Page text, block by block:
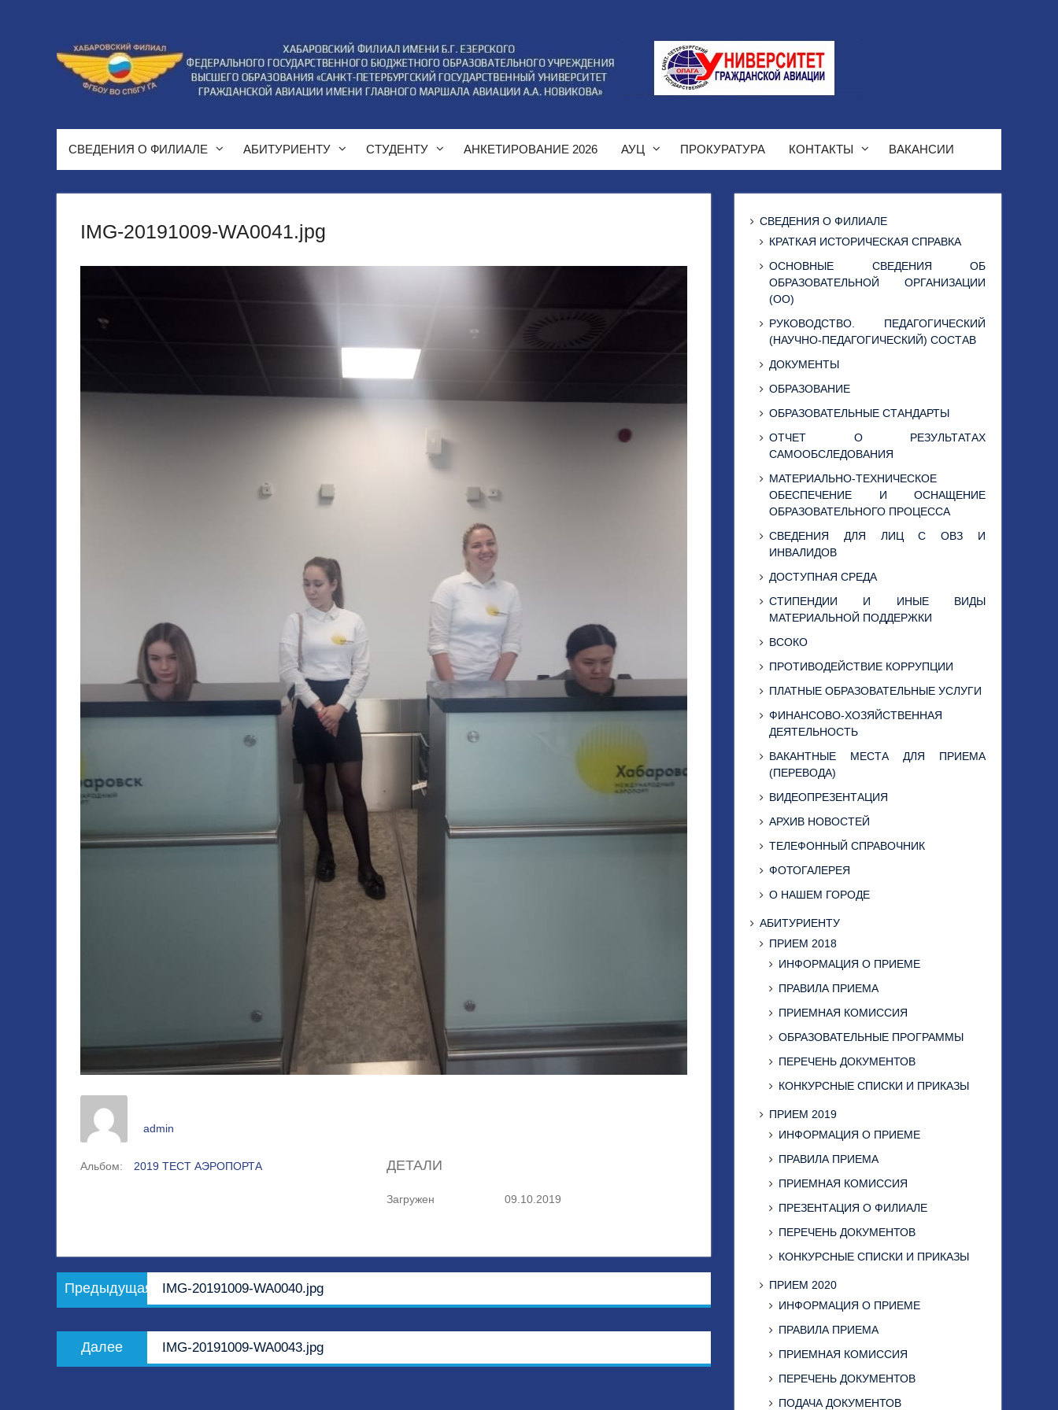
СВЕДЕНИЯ О ФИЛИАЛЕ АБИТУРИЕНТУ СТУДЕНТУ АНКЕТИРОВАНИЕ 2026 АУЦ ПРОКУРАТУРА КОНТАКТЫ ВАКАНСИИ
IMG-20191009-WA0041.jpg
admin
Альбом: 2019 ТЕСТ АЭРОПОРТА ДЕТАЛИ
Загружен 09.10.2019
Навигация
по
Предыдущая
запись:
IMG-20191009-WA0040.jpg
Далее
запись:
IMG-20191009-WA0043.jpg
СВЕДЕНИЯ О ФИЛИАЛЕ
КРАТКАЯ ИСТОРИЧЕСКАЯ СПРАВКА
ОСНОВНЫЕ СВЕДЕНИЯ ОБ
ОБРАЗОВАТЕЛЬНОЙ ОРГАНИЗАЦИИ
(ОО)
РУКОВОДСТВО. ПЕДАГОГИЧЕСКИЙ
(НАУЧНО-ПЕДАГОГИЧЕСКИЙ) СОСТАВ
ДОКУМЕНТЫ
ОБРАЗОВАНИЕ
ОБРАЗОВАТЕЛЬНЫЕ СТАНДАРТЫ
ОТЧЕТ О РЕЗУЛЬТАТАХ
САМООБСЛЕДОВАНИЯ
МАТЕРИАЛЬНО-ТЕХНИЧЕСКОЕ
ОБЕСПЕЧЕНИЕ И ОСНАЩЕНИЕ
ОБРАЗОВАТЕЛЬНОГО ПРОЦЕССА
СВЕДЕНИЯ ДЛЯ ЛИЦ С ОВЗ И
ИНВАЛИДОВ
ДОСТУПНАЯ СРЕДА
СТИПЕНДИИ И ИНЫЕ ВИДЫ
МАТЕРИАЛЬНОЙ ПОДДЕРЖКИ
ВСОКО
ПРОТИВОДЕЙСТВИЕ КОРРУПЦИИ
ПЛАТНЫЕ ОБРАЗОВАТЕЛЬНЫЕ УСЛУГИ
ФИНАНСОВО-ХОЗЯЙСТВЕННАЯ
ДЕЯТЕЛЬНОСТЬ
ВАКАНТНЫЕ МЕСТА ДЛЯ ПРИЕМА
(ПЕРЕВОДА)
ВИДЕОПРЕЗЕНТАЦИЯ
АРХИВ НОВОСТЕЙ
ТЕЛЕФОННЫЙ СПРАВОЧНИК
ФОТОГАЛЕРЕЯ
О НАШЕМ ГОРОДЕ
АБИТУРИЕНТУ
ПРИЕМ 2018
ИНФОРМАЦИЯ О ПРИЕМЕ
ПРАВИЛА ПРИЕМА
ПРИЕМНАЯ КОМИССИЯ
ОБРАЗОВАТЕЛЬНЫЕ ПРОГРАММЫ
ПЕРЕЧЕНЬ ДОКУМЕНТОВ
КОНКУРСНЫЕ СПИСКИ И ПРИКАЗЫ
ПРИЕМ 2019
ИНФОРМАЦИЯ О ПРИЕМЕ
ПРАВИЛА ПРИЕМА
ПРИЕМНАЯ КОМИССИЯ
ПРЕЗЕНТАЦИЯ О ФИЛИАЛЕ
ПЕРЕЧЕНЬ ДОКУМЕНТОВ
КОНКУРСНЫЕ СПИСКИ И ПРИКАЗЫ
ПРИЕМ 2020
ИНФОРМАЦИЯ О ПРИЕМЕ
ПРАВИЛА ПРИЕМА
ПРИЕМНАЯ КОМИССИЯ
ПЕРЕЧЕНЬ ДОКУМЕНТОВ
ПОДАЧА ДОКУМЕНТОВ